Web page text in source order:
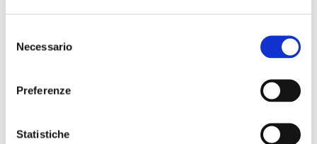
delNecessario
Preferenze
Statistiche